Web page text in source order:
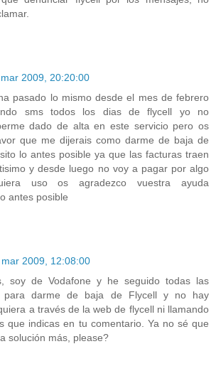
mar 2009, 20:20:00
pasado lo mismo desde el mes de febrero
sms todos los dias de flycell yo no
dado de alta en este servicio pero os
que me dijerais como darme de baja de
lo antes posible ya que las facturas traen
y desde luego no voy a pagar por algo
uso os agradezco vuestra ayuda
antes posible
mar 2009, 12:08:00
soy de Vodafone y he seguido todas las
para darme de baja de Flycell y no hay
a través de la web de flycell ni llamando
que indicas en tu comentario. Ya no sé que
solución más, please?